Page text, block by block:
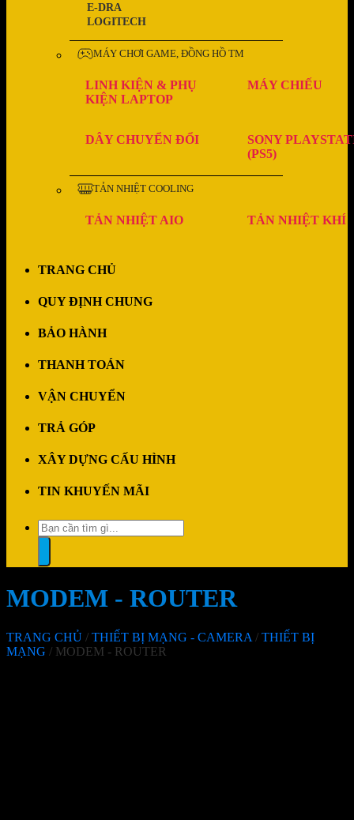
LOGITECH
E-DRA
MÁY CHƠI GAME, ĐỒNG HỒ TM
LINH KIỆN & PHỤ
KIỆN LAPTOP
MÁY CHIẾU
DÂY CHUYỂN ĐỔI
SONY
(PS5)
TẢN NHIỆT COOLING
TẢN NHIỆT AIO TẢN NHIỆT KHÍ
TRANG CHỦ
QUY ĐỊNH CHUNG
BẢO HÀNH
THANH TOÁN
VẬN CHUYỂN
TRẢ GÓP
XÂY DỰNG CẤU HÌNH
TIN KHUYẾN MÃI
Tìm
kiếm:
MODEM - ROUTER
TRANG CHỦ / THIẾT BỊ MẠNG - CAMERA / THIẾT BỊ
MẠNG / MODEM - ROUTER